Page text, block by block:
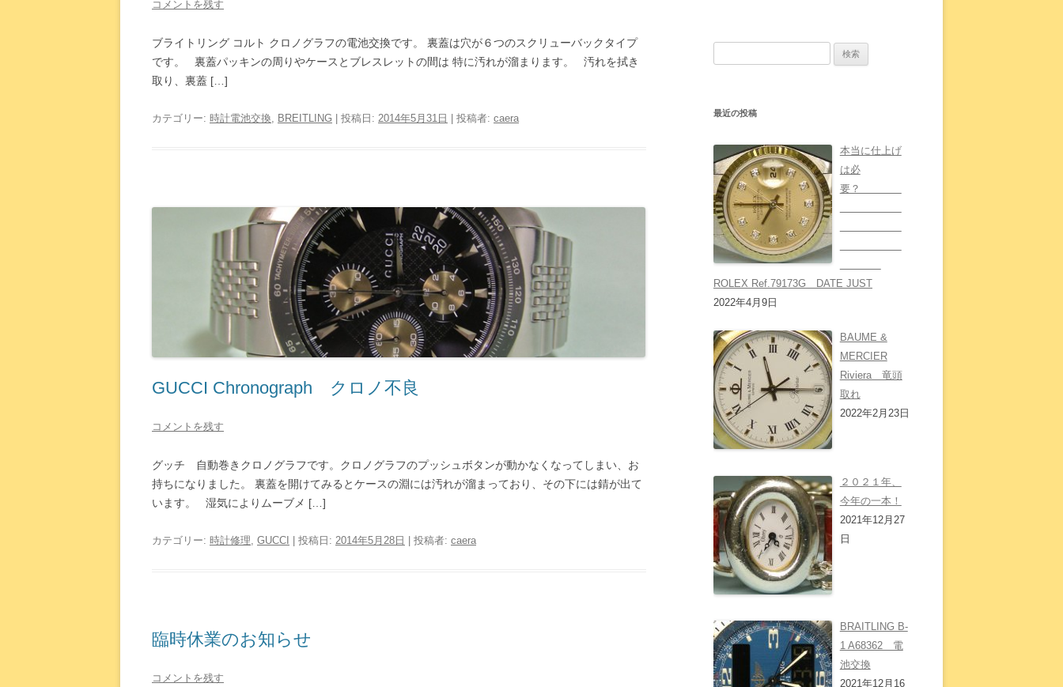
コメントを残す
ブライトリング コルト クロノグラフの電池交換です。 裏蓋は穴が６つのスクリューバックタイプ
です。 裏蓋パッキンの周りやケースとブレスレットの間は 特に汚れが溜まります。 汚れを拭き
取り、裏蓋 […]
カテゴリー: 時計電池交換, BREITLING | 投稿日: 2014年5月31日 投稿者: caera
GUCCI Chronograph クロノ不良
コメントを残す
グッチ 自動巻きクロノグラフです。クロノグラフのプッシュボタンが動かなくなってしまい、お
持ちになりました。 裏蓋を開けてみるとケースの淵には汚れが溜まっており、その下には錆が出て
います。 湿気によりムーブメ […]
カテゴリー: 時計修理, GUCCI | 投稿日: 2014年5月28日 投稿者: caera
臨時休業のお知らせ
コメントを残す
最近の投稿
本当に仕上げ
は必
要？
ROLEX Ref.79173G DATE JUST
2022年4月9日
BAUME &
MERCIER
Riviera 竜頭
取れ
2022年2月23日
２０２１年、
今年の一本！
2021年12月27
日
BRAITLING B-
1 A68362 電
池交換
2021年12月16